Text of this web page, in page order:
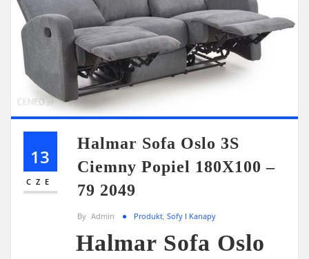
13
CZE
Halmar Sofa Oslo 3S
Ciemny Popiel 180X100 –
79 2049
By Admin Produkt Sofy I Kanapy
Halmar Sofa Oslo